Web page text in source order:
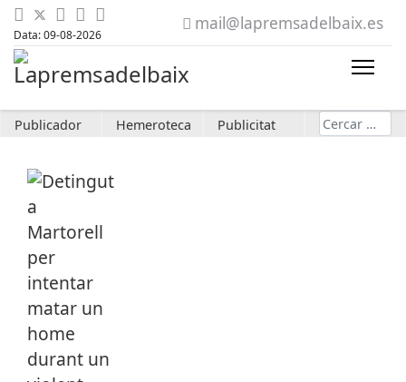
Data: 09-08-2026
mail@lapremsadelbaix.es
Publicador Hemeroteca Publicitat Cerca